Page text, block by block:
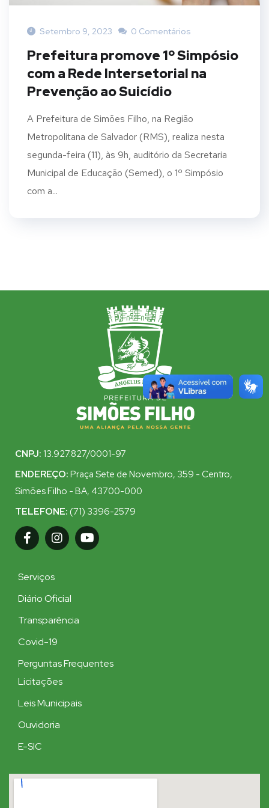
Setembro 9, 2023 0 Comentários
Prefeitura promove 1º Simpósio
com a Rede Intersetorial na
Prevenção ao Suicídio
A Prefeitura de Simões Filho, na Região
Metropolitana de Salvador (RMS), realiza nesta
segunda-feira (11), às 9h, auditório da Secretaria
Municipal de Educação (Semed), o 1º Simpósio
com a...
CNPJ: 13.927.827/0001-97
ENDEREÇO: Praça Sete de Novembro, 359 - Centro,
Simões Filho - BA, 43700-000
TELEFONE: (71) 3396-2579
Serviços
Diário Oficial
Transparência
Covid-19
Perguntas Frequentes
Licitações
Leis Municipais
Ouvidoria
E-SIC